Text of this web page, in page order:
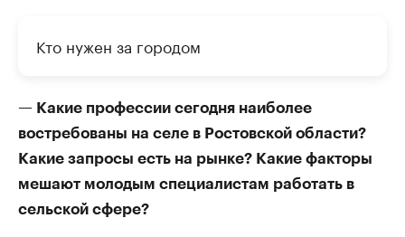
Кто нужен за городом
— Какие профессии сегодня наиболее
востребованы на селе в Ростовской области?
Какие запросы есть на рынке? Какие факторы
мешают молодым специалистам работать в
сельской сфере?